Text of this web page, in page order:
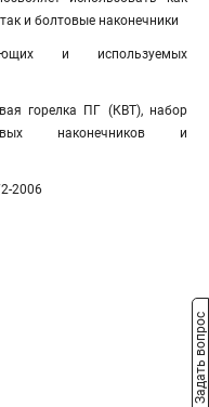
и болтовые наконечники
и используемых
горелка ПГ (КВТ), набор
наконечников и
2006
Задать вопрос